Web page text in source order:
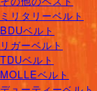
ミリタリーベルト
BDUベルト
リガーベルト
TDUベルト
MOLLEベルト